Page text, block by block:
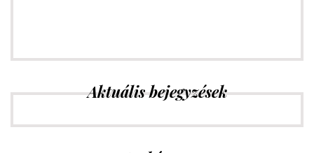
Aktuális bejegyzések